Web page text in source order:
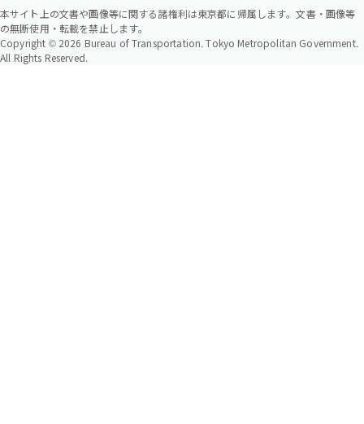
本サイト上の文書や画像等に関する諸権利は東京都に帰属します。文書・画像等
の無断使用・転載を禁止します。
Copyright © 2026 Bureau of Transportation. Tokyo Metropolitan Government.
All Rights Reserved.